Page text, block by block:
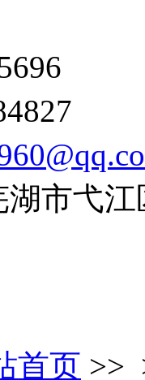
湖市弋
首页 >>